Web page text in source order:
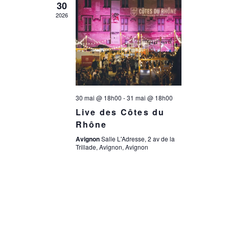
a
t
i
o
n
d
n
e
m
e
t
30
2026
30 mai @ 18h00 -31 mai @ 18h00
Live des Côtes du
Rhône
AvignonSalle L'Adresse, 2 av de la
Trillade, Avignon, Avignon